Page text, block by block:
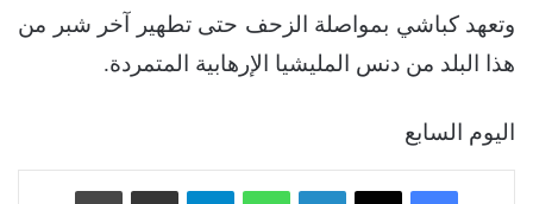
وتعهد كباشي بمواصلة الزحف حتى تطهير آخر شبر من
هذا البلد من دنس المليشيا الإرهابية المتمردة.
اليوم السابع
فيسبوك ‫X لينكدإن واتساب تيلقرام